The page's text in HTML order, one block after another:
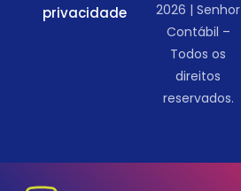
privacidade
2026 | Senhor
Contábil –
Todos os
direitos
reservados.